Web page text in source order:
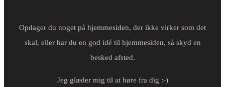
Opdager du noget på hjemmesiden, der ikke virker som det
skal, eller har du en god idé til hjemmesiden, så skyd en
besked afsted.
Jeg glæder mig til at høre fra dig :-)